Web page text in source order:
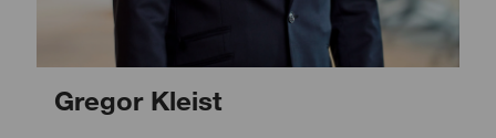
Gregor Kleist